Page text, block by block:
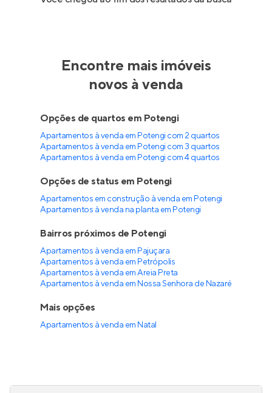
Encontre mais imóveis
novos à venda
Opções de quartos em Potengi
Apartamentos à venda em Potengi com 2 quartos
Apartamentos à venda em Potengi com 3 quartos
Apartamentos à venda em Potengi com 4 quartos
Opções de status em Potengi
Apartamentos em construção à venda em Potengi
Apartamentos à venda na planta em Potengi
Bairros próximos de Potengi
Apartamentos à venda em Pajuçara
Apartamentos à venda em Petrópolis
Apartamentos à venda em Areia Preta
Apartamentos à venda em Nossa Senhora de Nazaré
Mais opções
Apartamentos à venda em Natal